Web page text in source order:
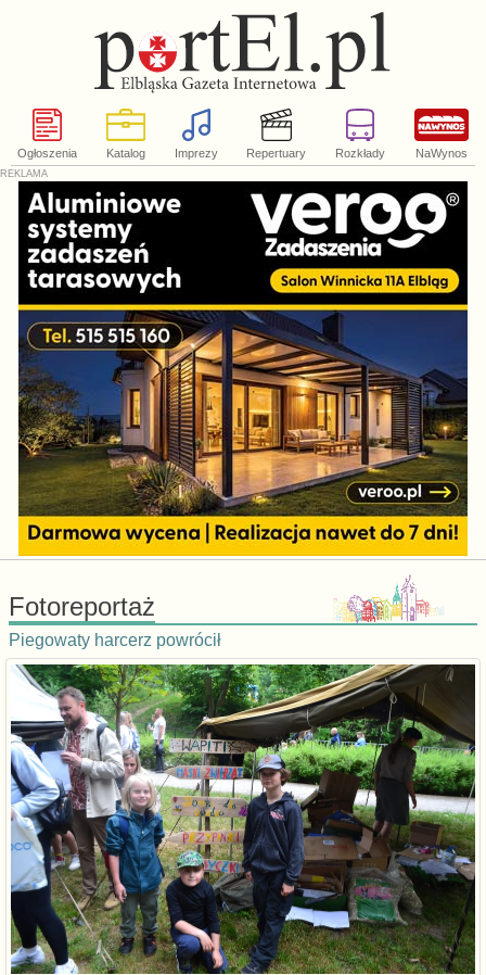
Ogłoszenia Katalog Imprezy Repertuary Rozkłady NaWynos
Fotoreportaż
Piegowaty harcerz powrócił